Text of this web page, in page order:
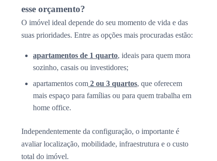
esse orçamento?
O imóvel ideal depende do seu momento de vida e das
suas prioridades. Entre as opções mais procuradas estão:
apartamentos de 1 quarto, ideais para quem mora
sozinho, casais ou investidores;
apartamentos com 2 ou 3 quartos, que oferecem
mais espaço para famílias ou para quem trabalha em
home office.
Independentemente da configuração, o importante é
avaliar localização, mobilidade, infraestrutura e o custo
total do imóvel.